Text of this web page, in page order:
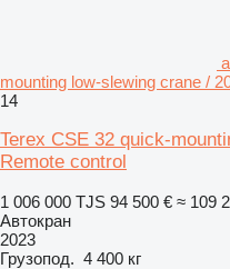
mounting low-slewing crane /
14
Terex CSE 32 quick-
Remote control
1 006 000 TJS 94 500 € ≈ 109
Автокран
2023
Грузопод. 4 400 кг